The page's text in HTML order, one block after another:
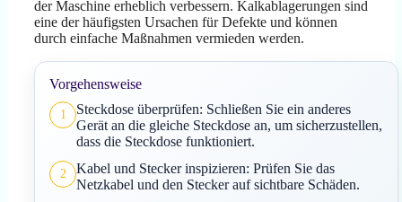
der Maschine erheblich verbessern. Kalkablagerungen sind
eine der häufigsten Ursachen für Defekte und können
durch einfache Maßnahmen vermieden werden.
Vorgehensweise
1
Steckdose überprüfen: Schließen Sie ein anderes
Gerät an die gleiche Steckdose an, um sicherzustellen,
dass die Steckdose funktioniert.
2
Kabel und Stecker inspizieren: Prüfen Sie das
Netzkabel und den Stecker auf sichtbare Schäden.